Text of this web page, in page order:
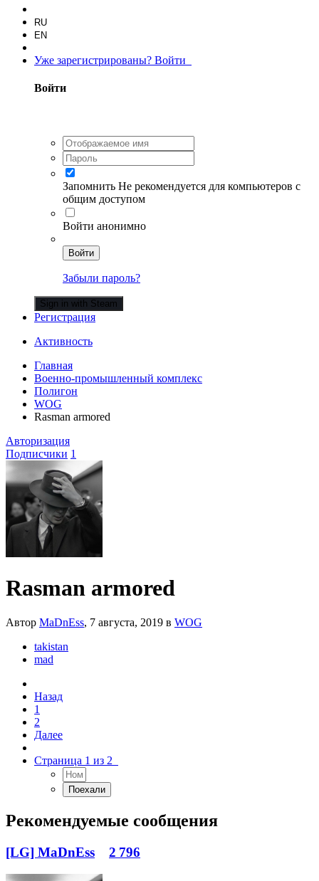
RU
EN
Уже зарегистрированы? Войти
Войти
Запомнить Не рекомендуется для компьютеров с
общим доступом
Войти анонимно
Войти
Забыли пароль?
Sign in with Steam
Регистрация
Активность
Главная
Военно-промышленный комплекс
Полигон
WOG
Rasman armored
Авторизация
Подписчики 1
Rasman armored
Автор MaDnEss, 7 августа, 2019 в WOG
takistan
mad
Назад
1
2
Далее
Страница 1 из 2
Рекомендуемые сообщения
[LG] MaDnEss 2 796